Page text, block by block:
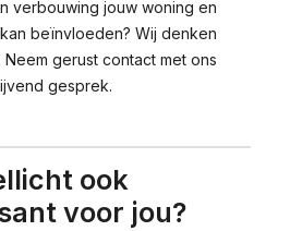
verbouwing jouw woning en
beïnvloeden? Wij denken
gerust contact met ons
gesprek.
ook
voor jou?